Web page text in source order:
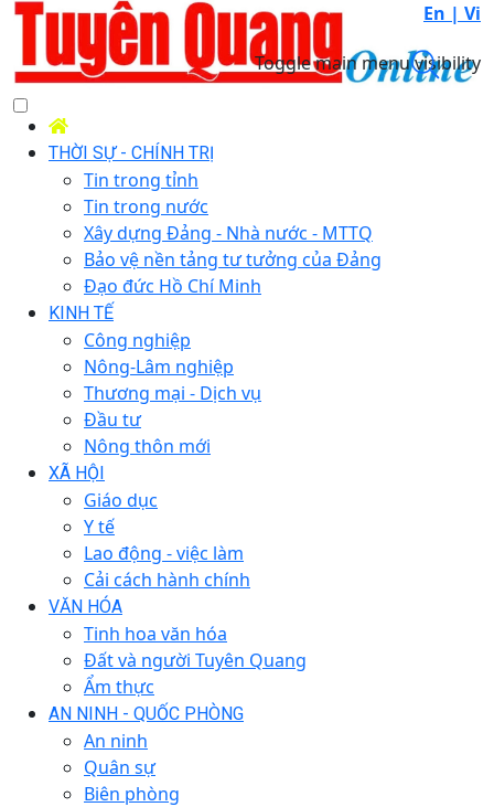
En | Vi
Toggle main menu visibility
THỜI SỰ - CHÍNH TRỊ
Tin trong tỉnh
Tin trong nước
Xây dựng Đảng - Nhà nước - MTTQ
Bảo vệ nền tảng tư tưởng của Đảng
Đạo đức Hồ Chí Minh
KINH TẾ
Công nghiệp
Nông-Lâm nghiệp
Thương mại - Dịch vụ
Đầu tư
Nông thôn mới
XÃ HỘI
Giáo dục
Y tế
Lao động - việc làm
Cải cách hành chính
VĂN HÓA
Tinh hoa văn hóa
Đất và người Tuyên Quang
Ẩm thực
AN NINH - QUỐC PHÒNG
An ninh
Quân sự
Biên phòng